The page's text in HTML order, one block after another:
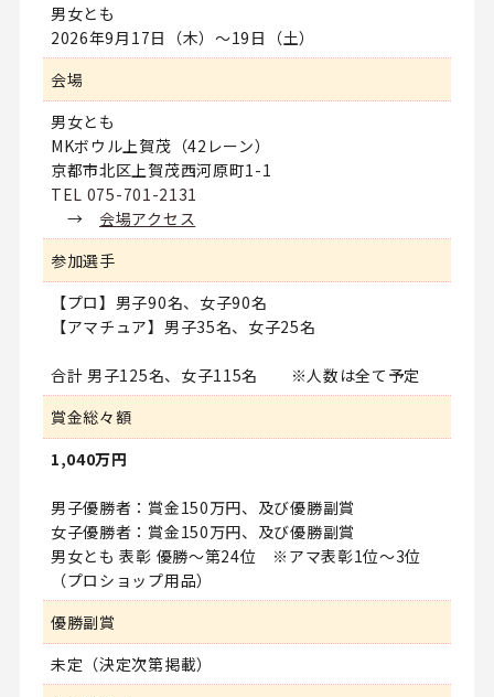
男女とも
2026年9月17日（木）～19日（土）
会場
男女とも
MKボウル上賀茂（42レーン）
京都市北区上賀茂西河原町1-1
TEL 075-701-2131
→ 会場アクセス
参加選手
【プロ】男子90名、女子90名
【アマチュア】男子35名、女子25名
合計 男子125名、女子115名 ※人数は全て予定
賞金総々額
1,040万円
男子優勝者：賞金150万円、及び優勝副賞
女子優勝者：賞金150万円、及び優勝副賞
男女とも 表彰 優勝～第24位 ※アマ表彰1位～3位
（プロショップ用品）
優勝副賞
未定（決定次第掲載）